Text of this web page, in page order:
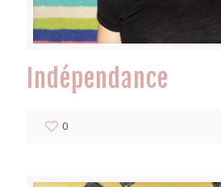
Indépendance
0